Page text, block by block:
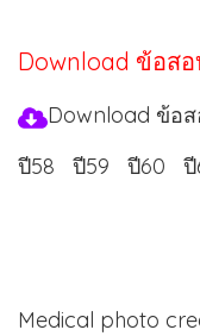
Download ข้อส
Download ข้อ
ปี58
ปี59 ปี60 ปี
Medical photo